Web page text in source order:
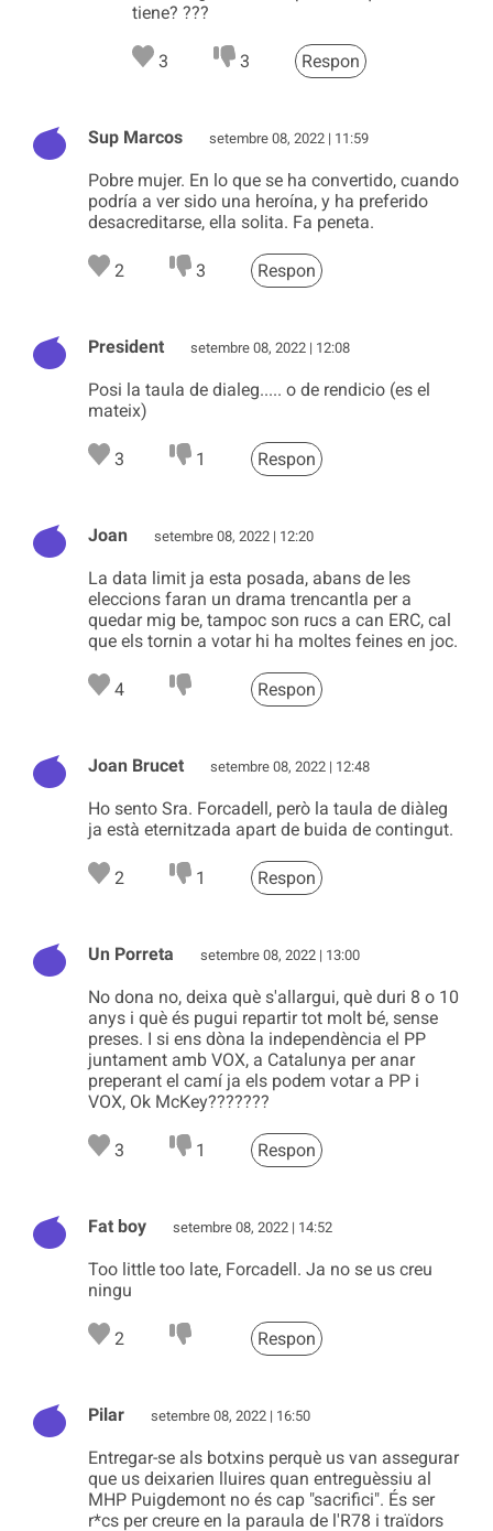
tiene? ???
3 3 Respon
Sup Marcos setembre 08, 2022 | 11:59
Pobre mujer. En lo que se ha convertido, cuando
podría a ver sido una heroína, y ha preferido
desacreditarse, ella solita. Fa peneta.
2 3 Respon
President setembre 08, 2022 | 12:08
Posi la taula de dialeg..... o de rendicio (es el
mateix)
3 1 Respon
Joan setembre 08, 2022 | 12:20
La data limit ja esta posada, abans de les
eleccions faran un drama trencantla per a
quedar mig be, tampoc son rucs a can ERC, cal
que els tornin a votar hi ha moltes feines en joc.
4 Respon
Joan Brucet setembre 08, 2022 | 12:48
Ho sento Sra. Forcadell, però la taula de diàleg
ja està eternitzada apart de buida de contingut.
2 1 Respon
Un Porreta setembre 08, 2022 | 13:00
No dona no, deixa què s'allargui, què duri 8 o 10
anys i què és pugui repartir tot molt bé, sense
preses. I si ens dòna la independència el PP
juntament amb VOX, a Catalunya per anar
preperant el camí ja els podem votar a PP i
VOX, Ok McKey???????
3 1 Respon
Fat boy setembre 08, 2022 | 14:52
Too little too late, Forcadell. Ja no se us creu
ningu
2 Respon
Pilar setembre 08, 2022 | 16:50
Entregar-se als botxins perquè us van assegurar
que us deixarien lluires quan entreguèssiu al
MHP Puigdemont no és cap "sacrifici". És ser
r*cs per creure en la paraula de l'R78 i traïdors